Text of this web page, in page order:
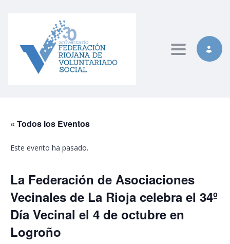
Toggle
« Todos los Eventos
Este evento ha pasado.
La Federación de Asociaciones
Vecinales de La Rioja celebra el 34º
Día Vecinal el 4 de octubre en
Logroño